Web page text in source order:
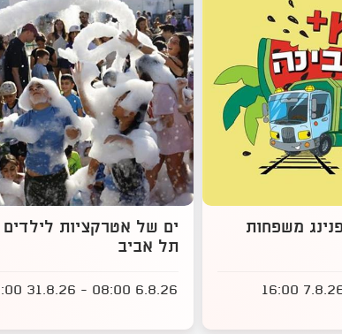
משפחות
ים של אטרקציות
תל אביב
6.8.26 08:00 - 31.8.26 23:00